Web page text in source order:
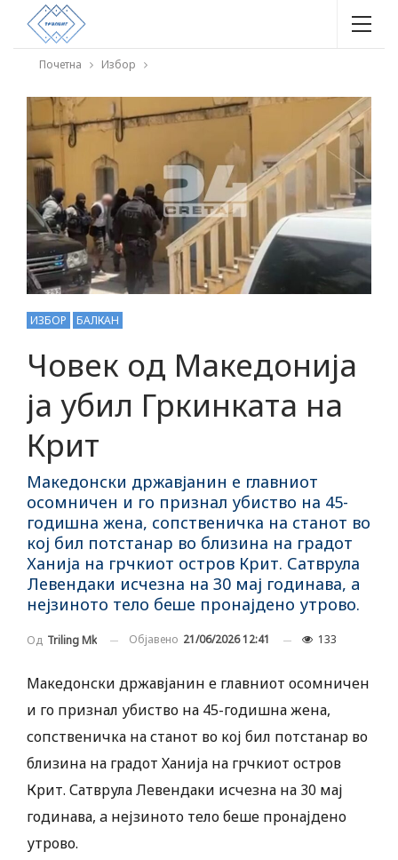
Почетна Избор
ИЗБОР БАЛКАН
Човек од Македонија
ја убил Гркинката на
Крит
Македонски државјанин е главниот
осомничен и го признал убиство на 45-
годишна жена, сопственичка на станот во
кој бил потстанар во близина на градот
Ханија на грчкиот остров Крит. Сатврула
Левендаки исчезна на 30 мај годинава, a
нејзиното тело беше пронајдено утрово.
Од Triling Mk Објавено 21/06/2026 12:41 133
Македонски државјанин е главниот осомничен
и го признал убиство на 45-годишна жена,
сопственичка на станот во кој бил потстанар во
близина на градот Ханија на грчкиот остров
Крит. Сатврула Левендаки исчезна на 30 мај
годинава, a нејзиното тело беше пронајдено
утрово.